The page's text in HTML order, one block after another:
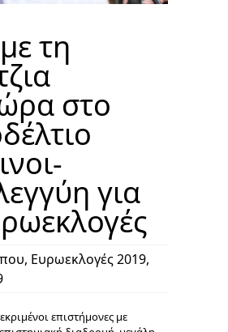
τη
στο
για
, Ευρωεκλογές 2019,
επιστήμονες με